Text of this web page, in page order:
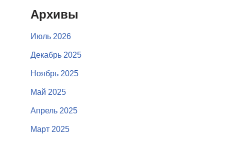
Архивы
Июль 2026
Декабрь 2025
Ноябрь 2025
Май 2025
Апрель 2025
Март 2025